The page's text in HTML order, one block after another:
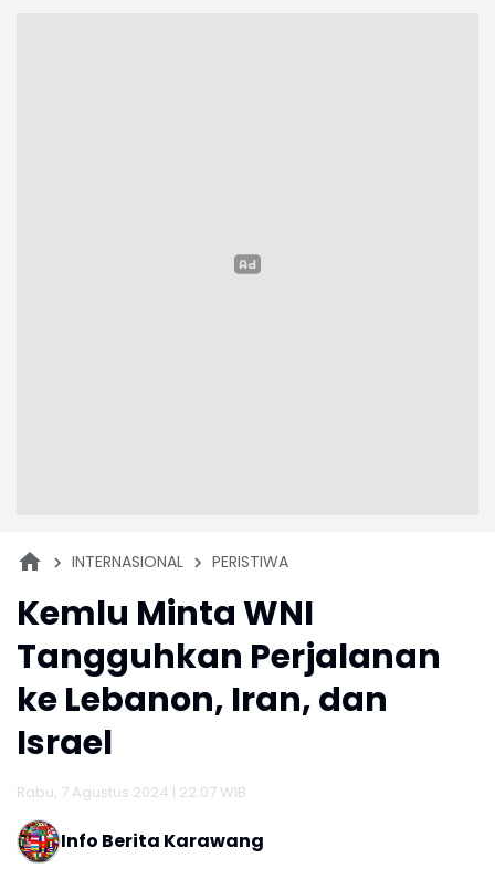
INTERNASIONAL PERISTIWA
Kemlu Minta WNI
Tangguhkan Perjalanan
ke Lebanon, Iran, dan
Israel
Rabu, 7 Agustus 2024 | 22:07 WIB
Info Berita Karawang